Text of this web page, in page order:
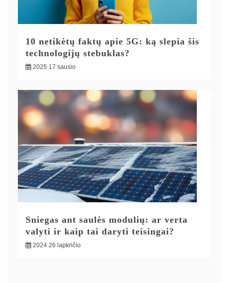
10 netikėtų faktų apie 5G: ką slepia šis
technologijų stebuklas?
2025 17 sausio
Sniegas ant saulės modulių: ar verta
valyti ir kaip tai daryti teisingai?
2024 26 lapkričio